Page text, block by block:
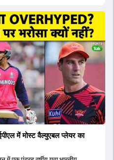
सैमसन और रजत पाटीदार कप्तानी की
सूर्यवंशी को तीसरे ओपनर के तौर पर
शर्मा और संजू सैमसन पहली पसंद
ऑलराउंडर ज्यादा मौके मिलेंगे। अजीत
कोच गौतम गंभीर आगामी टी20 वर्ल्ड
का विजन लेकर चल रहे हैं।
में मोस्ट वैल्युएबल प्लेयर का